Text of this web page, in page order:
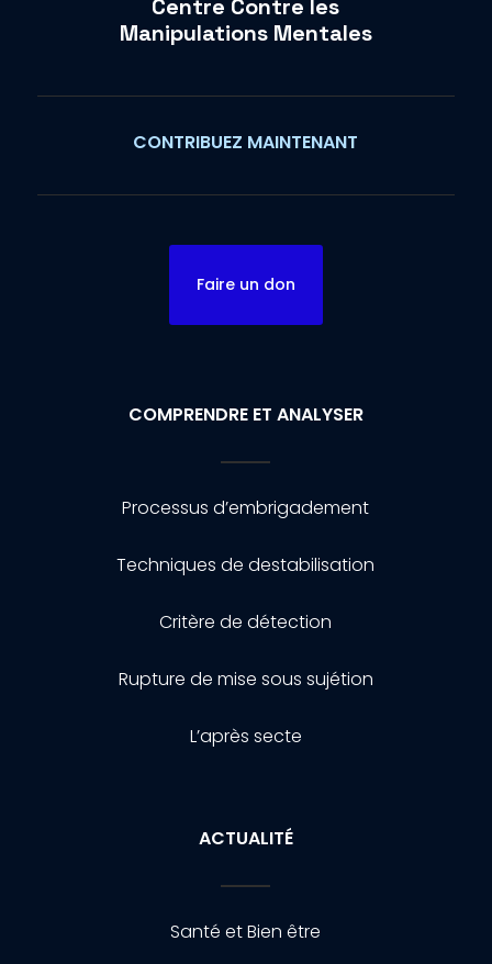
Centre Contre les
Manipulations Mentales
CONTRIBUEZ MAINTENANT
Faire un don
COMPRENDRE ET ANALYSER
Processus d’embrigadement
Techniques de destabilisation
Critère de détection
Rupture de mise sous sujétion
L’après secte
ACTUALITÉ
Santé et Bien être